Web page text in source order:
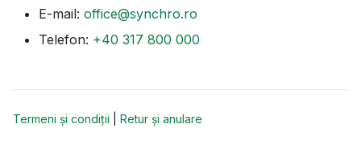
E-mail: office@synchro.ro
Telefon: +40 317 800 000
Termeni și condiții Retur și anulare